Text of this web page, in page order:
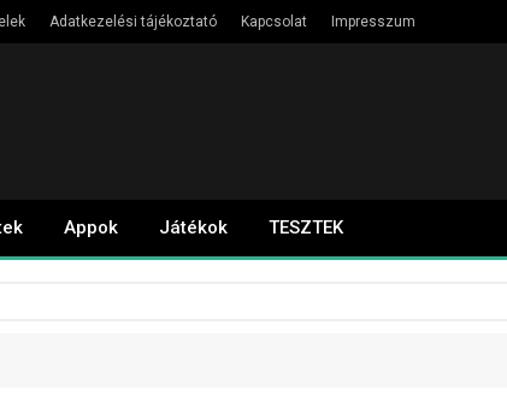
Adatkezelési tájékoztató Kapcsolat Impresszum
Appok Játékok TESZTEK